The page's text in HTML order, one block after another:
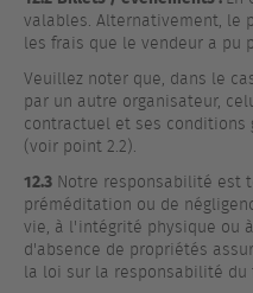
valables. Alternativement, le
les frais que le vendeur a pu
Veuillez noter que, dans le
par un autre organisateur,
contractuel et ses
(voir point 2.2).
12.3 Notre responsabilité est
préméditation ou de
vie, à l'intégrité physique ou
d'absence de propriétés
la loi sur la responsabilité du